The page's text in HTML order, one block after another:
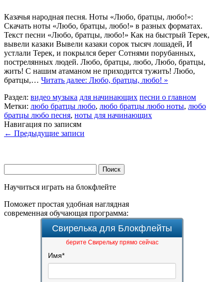
Казачья народная песня. Ноты «Любо, братцы, любо!»:
Скачать ноты «Любо, братцы, любо!» в разных форматах.
Текст песни «Любо, братцы, любо!» Как на быстрый Терек,
вывели казаки Вывели казаки сорок тысяч лошадей, И
устлали Терек, и покрылся берег Сотнями порубанных,
пострелянных людей. Любо, братцы, любо, Любо, братцы,
жить! С нашим атаманом не приходится тужить! Любо,
братцы,… Читать далее: Любо, братцы, любо! »
Раздел: видео музыка для начинающих песни о главном
Метки: любо братцы любо, любо братцы любо ноты, любо
братцы любо песня, ноты для начинающих
Навигация по записям
← Предыдущие записи
Научиться играть на блокфлейте
Поможет простая удобная наглядная
современная обучающая программа:
Свирелька для Блокфлейты
берите Свирельку прямо сейчас
Имя*